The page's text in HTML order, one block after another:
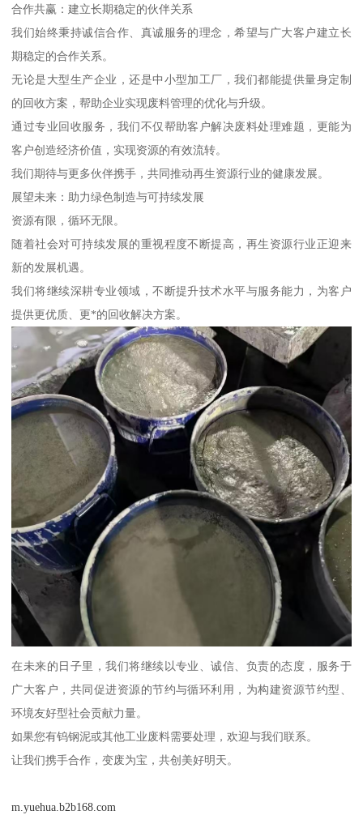
合作共赢：建立长期稳定的伙伴关系
我们始终秉持诚信合作、真诚服务的理念，希望与广大客户建立长
期稳定的合作关系。
无论是大型生产企业，还是中小型加工厂，我们都能提供量身定制
的回收方案，帮助企业实现废料管理的优化与升级。
通过专业回收服务，我们不仅帮助客户解决废料处理难题，更能为
客户创造经济价值，实现资源的有效流转。
我们期待与更多伙伴携手，共同推动再生资源行业的健康发展。
展望未来：助力绿色制造与可持续发展
资源有限，循环无限。
随着社会对可持续发展的重视程度不断提高，再生资源行业正迎来
新的发展机遇。
我们将继续深耕专业领域，不断提升技术水平与服务能力，为客户
提供更优质、更*的回收解决方案。
在未来的日子里，我们将继续以专业、诚信、负责的态度，服务于
广大客户，共同促进资源的节约与循环利用，为构建资源节约型、
环境友好型社会贡献力量。
如果您有钨钢泥或其他工业废料需要处理，欢迎与我们联系。
让我们携手合作，变废为宝，共创美好明天。
m.yuehua.b2b168.com